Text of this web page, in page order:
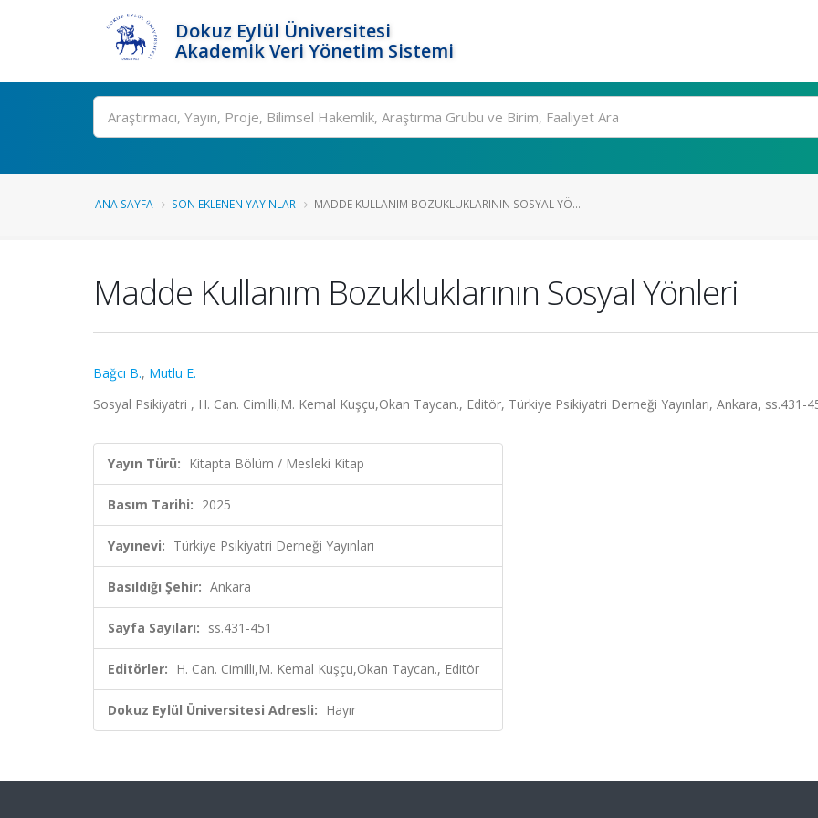
Dokuz Eylül Üniversitesi
Akademik Veri Yönetim Sistemi
Ara
ANA SAYFA SON EKLENEN YAYINLAR MADDE KULLANIM BOZUKLUKLARININ SOSYAL YÖ...
Madde Kullanım Bozukluklarının Sosyal Yönleri
Bağcı B., Mutlu E.
Sosyal Psikiyatri , H. Can. Cimilli,M. Kemal Kuşçu,Okan Taycan., Editör, Türkiye Psikiyatri Derneği Yayınları, Ankara, ss.431-
Yayın Türü: Kitapta Bölüm / Mesleki Kitap
Basım Tarihi: 2025
Yayınevi: Türkiye Psikiyatri Derneği Yayınları
Basıldığı Şehir: Ankara
Sayfa Sayıları: ss.431-451
Editörler: H. Can. Cimilli,M. Kemal Kuşçu,Okan Taycan., Editör
Dokuz Eylül Üniversitesi Adresli: Hayır